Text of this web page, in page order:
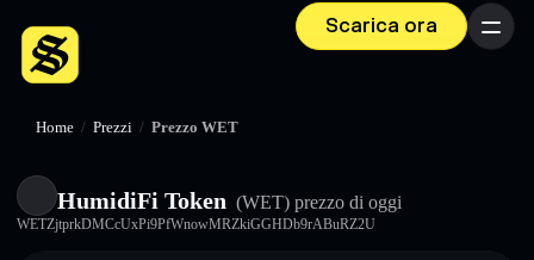
Scarica ora Menu
Home / Prezzi / Prezzo WET
HumidiFi Token (WET) prezzo di oggi
WETZjtprkDMCcUxPi9PfWnowMRZkiGGHDb9rABuRZ2U